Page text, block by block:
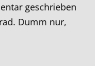
geschrieben
Dumm nur,